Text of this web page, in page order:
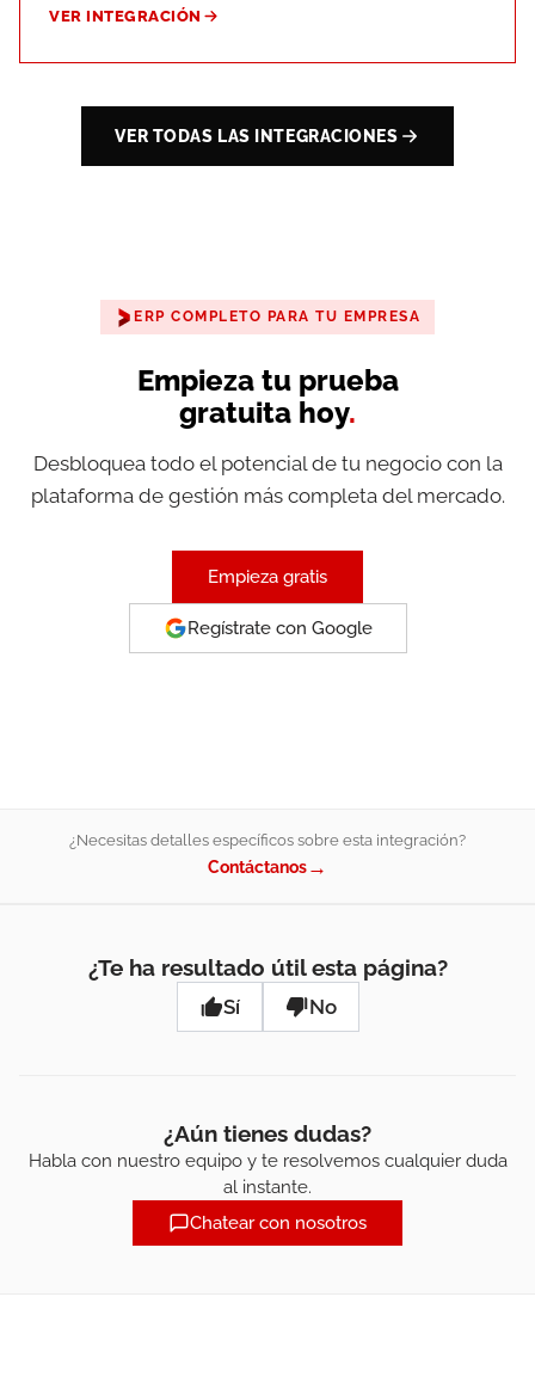
VER INTEGRACIÓN
VER TODAS LAS INTEGRACIONES
ERP COMPLETO PARA TU EMPRESA
Empieza tu prueba
gratuita hoy.
Desbloquea todo el potencial de tu negocio con la
plataforma de gestión más completa del mercado.
Empieza gratis
Regístrate con Google
¿Necesitas detalles específicos sobre esta integración?
Contáctanos→
¿Te ha resultado útil esta página?
Sí No
¿Aún tienes dudas?
Habla con nuestro equipo y te resolvemos cualquier duda
al instante.
Chatear con nosotros